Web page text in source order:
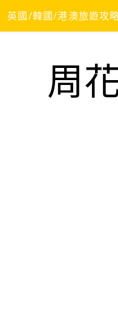
英國/韓國/港澳旅遊攻
周